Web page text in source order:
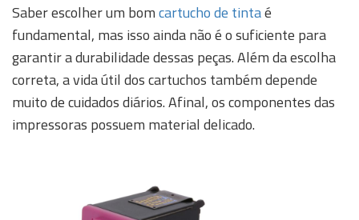
Saber escolher um bomcartucho de tintaé
fundamental, mas isso ainda não é o suficiente para
garantir a durabilidade dessas peças. Além da escolha
correta, a vida útil dos cartuchos também depende
muito de cuidados diários. Afinal, os componentes das
impressoras possuem material delicado.